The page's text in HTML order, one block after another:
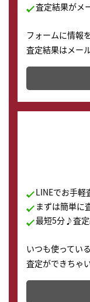
査定結果がメ
フォームに情報
査定結果はメー
かります。
LINEでお手軽
まずは簡単に
最短5分♪査定
いつも使ってい
査定ができちゃ
どこからでもす